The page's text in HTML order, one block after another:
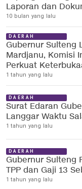
Laporan dan
10 bulan yang lalu
DAERAH
Gubernur Sulteng
Mardjanu, Komisi
Perkuat
1 tahun yang lalu
DAERAH
Surat Edaran
Langgar Waktu
1 tahun yang lalu
DAERAH
Gubernur Sulteng
TPP dan Gaji 13
1 tahun yang lalu